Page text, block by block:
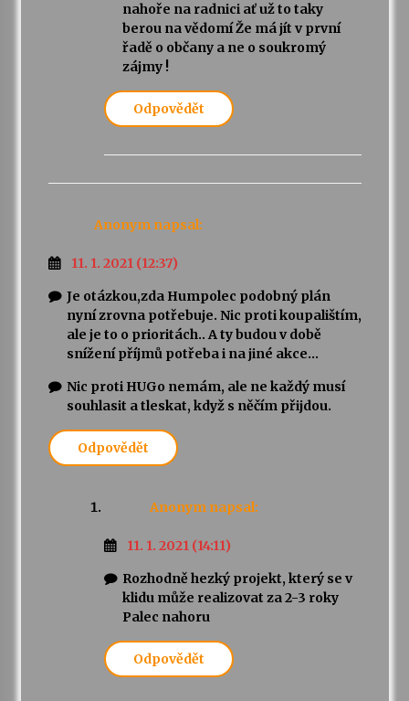
nahoře na radnici ať už to taky
berou na vědomí Že má jít v první
řadě o občany a ne o soukromý
zájmy !
Odpovědět
Anonym napsal:
11. 1. 2021 (12:37)
Je otázkou,zda Humpolec podobný plán
nyní zrovna potřebuje. Nic proti koupalištím,
ale je to o prioritách.. A ty budou v době
snížení příjmů potřeba i na jiné akce…
Nic proti HUGo nemám, ale ne každý musí
souhlasit a tleskat, když s něčím přijdou.
Odpovědět
Anonym napsal:
11. 1. 2021 (14:11)
Rozhodně hezký projekt, který se v
klidu může realizovat za 2-3 roky
Palec nahoru
Odpovědět